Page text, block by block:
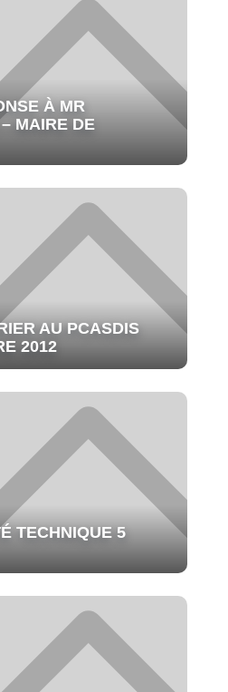
À MR
MAIRE DE
AU PCASDIS
2012
TECHNIQUE 5